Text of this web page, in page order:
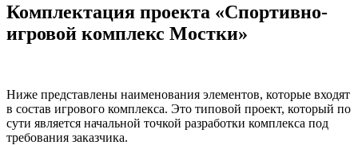
Комплектация проекта «Спортивно-
игровой комплекс Мостки»
Ниже представлены наименования элементов, которые входят
в состав игрового комплекса. Это типовой проект, который по
сути является начальной точкой разработки комплекса под
требования заказчика.